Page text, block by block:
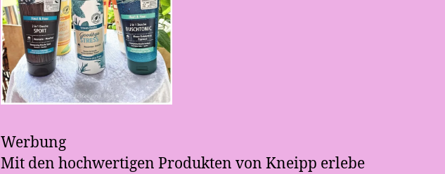
Werbung
Mit den hochwertigen Produkten von Kneipp erlebe